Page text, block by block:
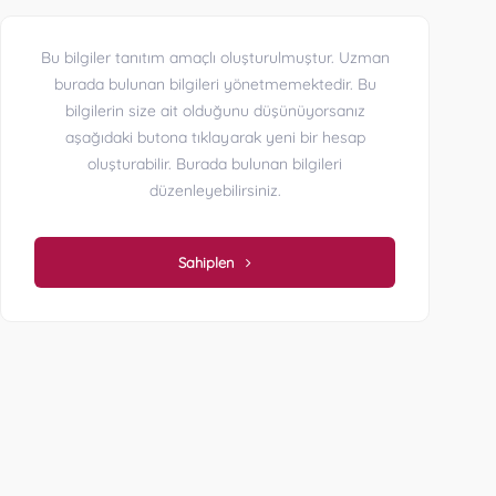
Bu bilgiler tanıtım amaçlı oluşturulmuştur. Uzman
burada bulunan bilgileri yönetmemektedir. Bu
bilgilerin size ait olduğunu düşünüyorsanız
aşağıdaki butona tıklayarak yeni bir hesap
oluşturabilir. Burada bulunan bilgileri
düzenleyebilirsiniz.
Sahiplen